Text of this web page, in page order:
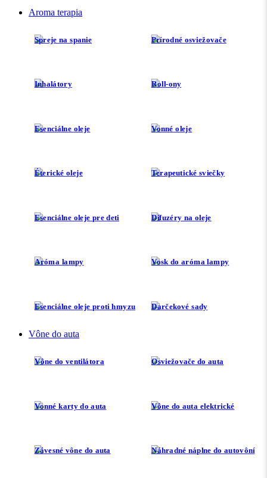
Aroma terapia
Spreje na spanie Prírodné osviežovače
Inhalátory Roll-ony
Esenciálne oleje Vonné oleje
Éterické oleje Terapeutické sviečky
Esenciálne oleje pre deti Difuzéry na oleje
Aróma lampy Vosk do aróma lampy
Esenciálne oleje proti hmyzu Darčekové sady
Vône do auta
Vône do ventilátora Osviežovače do auta
Vonné karty do auta Vône do auta elektrické
Závesné vône do auta Náhradné náplne do autovôní